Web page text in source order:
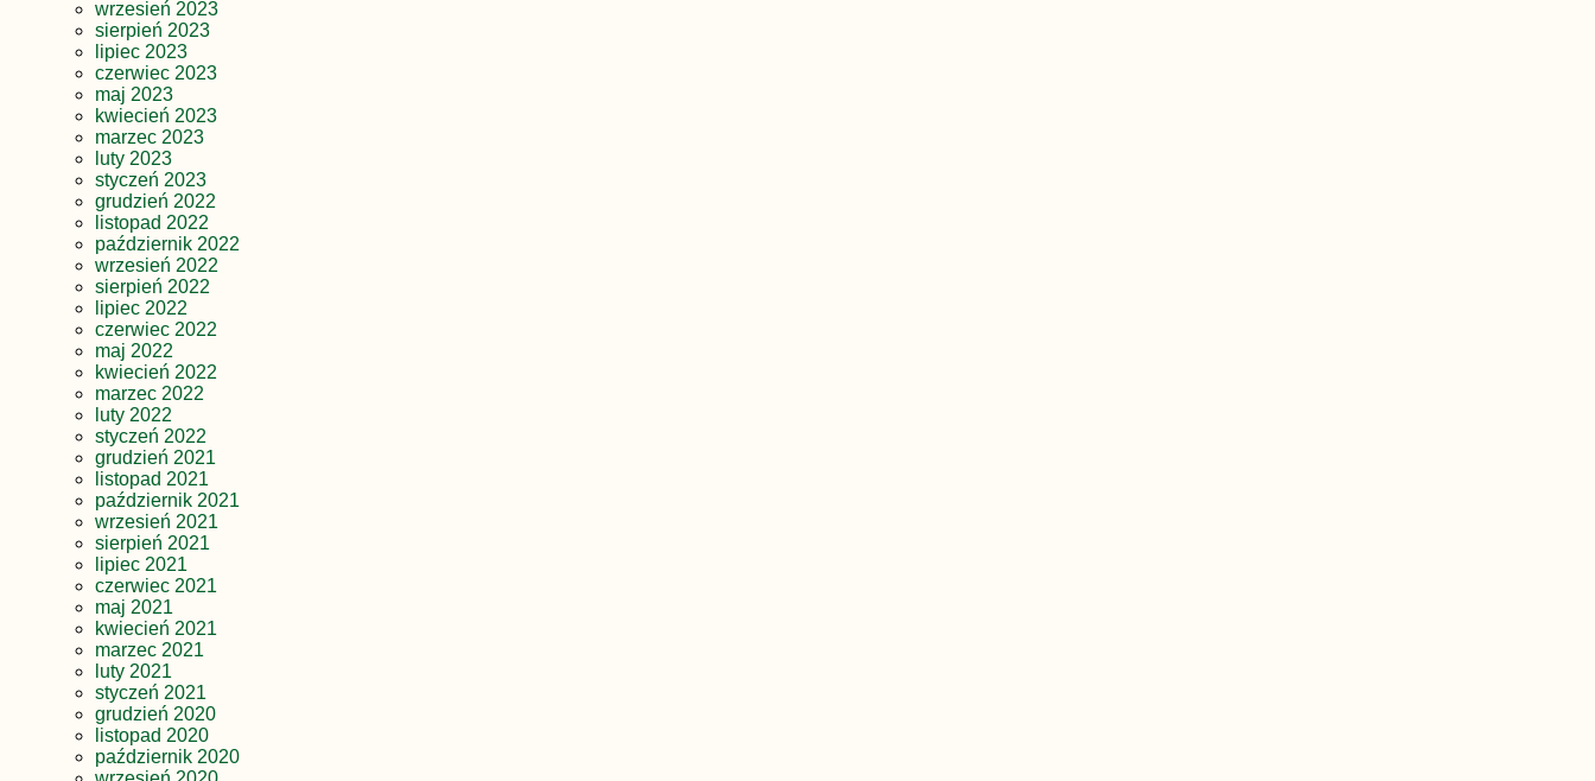
wrzesień 2023
sierpień 2023
lipiec 2023
czerwiec 2023
maj 2023
kwiecień 2023
marzec 2023
luty 2023
styczeń 2023
grudzień 2022
listopad 2022
październik 2022
wrzesień 2022
sierpień 2022
lipiec 2022
czerwiec 2022
maj 2022
kwiecień 2022
marzec 2022
luty 2022
styczeń 2022
grudzień 2021
listopad 2021
październik 2021
wrzesień 2021
sierpień 2021
lipiec 2021
czerwiec 2021
maj 2021
kwiecień 2021
marzec 2021
luty 2021
styczeń 2021
grudzień 2020
listopad 2020
październik 2020